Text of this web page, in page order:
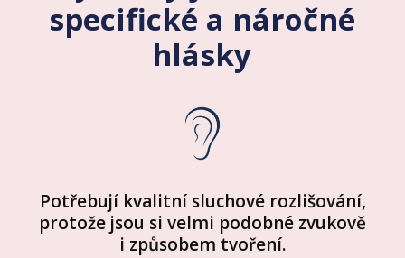
specifické a náročné
hlásky
Potřebují kvalitní sluchové rozlišování,
protože jsou si velmi podobné zvukově
i způsobem tvoření.